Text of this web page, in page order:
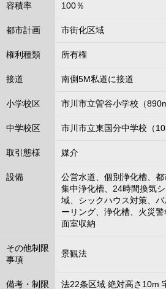
容積率 100％
都市計画 市街化区域
権利種類 所有権
接道 南側5M私道に接道
小学校区 市川市立曽谷小学校（
中学校区 市川市立東国分中学校（
取引態様 媒介
設備
公営水道、個別浄化槽、都
集中浄化槽、24時間換気
域、シックハウス対策、
ーリング、浄化槽、火災
面室収納
その他制限
事項
景観法
備考・制限 法22条区域 絶対高さ10m